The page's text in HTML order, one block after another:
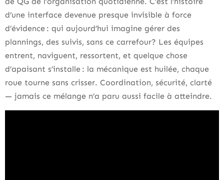
d’une interface devenue presque invisible à force
d’évidence : qui aujourd’hui imagine gérer des
plannings, des suivis, sans ce carrefour? Les équipes
entrent, naviguent, ressortent, et quelque chose
d’apaisant s’installe : la mécanique est huilée, chaque
roue tourne sans crisser. Coordination, sécurité, clarté
— jamais ce mélange n’a paru aussi facile à atteindre.